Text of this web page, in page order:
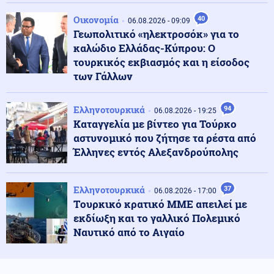
Κόσμος 06.08.2026 - 23:14
Επιβεβαιώνεται η ανοδική τάση της AfD στη Γερμανία:
Στο 28% ανέβηκε, βυθίζεται η δημοτικότητα του Μερτς
Κόσμος 06.08.2026 - 23:07
Ξεκινά δελτίο νερού στο Πουέρτο Ρίκο λόγω της
ξηρασίας
Κοινωνία 06.08.2026 - 23:06
Διατάχθηκε ΕΔΕ για τους αστυνομικούς που
εμπλέκονται στην υπόθεση της 75χρονης στα Χανιά
Κόσμος 06.08.2026 - 23:04
Τουρκία: Σχέδιο διάσωσης για δύο ιστορικά ορθόδοξα
μοναστήρια της Τραπεζούντας
Οικονομία 06.08.2026 - 09:09 40
Γεωπολιτικό «ηλεκτροσόκ» για το
καλώδιο Ελλάδας-Κύπρου: Ο
τουρκικός εκβιασμός και η είσοδος
των Γάλλων
Ελληνοτουρκικά 06.08.2026 - 19:25 94
Καταγγελία με βίντεο για Τούρκο
αστυνομικό που ζήτησε τα ρέστα από
Έλληνες εντός Αλεξανδρούπολης
Ελληνοτουρκικά 06.08.2026 - 17:00 37
Tουρκικό κρατικό ΜΜΕ απειλεί με
εκδίωξη και το γαλλικό Πολεμικό
Ναυτικό από το Αιγαίο